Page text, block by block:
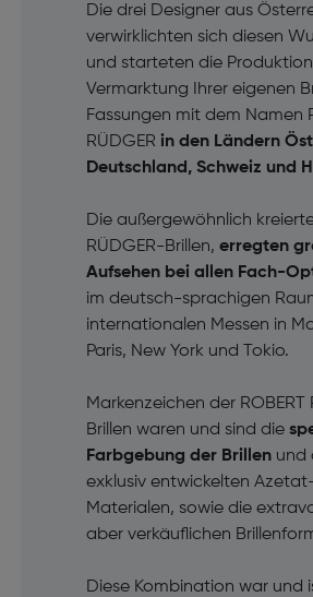
Die drei Designer aus
verwirklichten sich diesen
und starteten die
Vermarktung Ihrer eigenen
Fassungen mit dem Namen
RÜDGER in den Ländern
Deutschland, Schweiz und
Die außergewöhnlich
RÜDGER-Brillen, erregten
Aufsehen bei allen Fach-
im deutsch-sprachigen
internationalen Messen in
Paris, New York und Tokio.
Markenzeichen der ROBERT
Brillen waren und sind die
Farbgebung der Brillenund
exklusiv entwickelten
Materialen, sowie die
aber verkäuflichen
Diese Kombination war und